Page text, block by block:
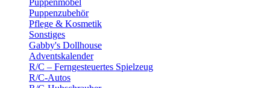
Puppenmöbel
Puppenzubehör
Pflege & Kosmetik
Sonstiges
Gabby's Dollhouse
Adventskalender
R/C – Ferngesteuertes Spielzeug
R/C-Autos